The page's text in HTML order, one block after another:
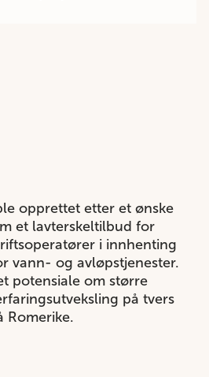
opprettet etter et ønske
et lavterskeltilbud for
i innhenting
vann- og avløpstjenester.
potensiale om større
på tvers
Romerike.